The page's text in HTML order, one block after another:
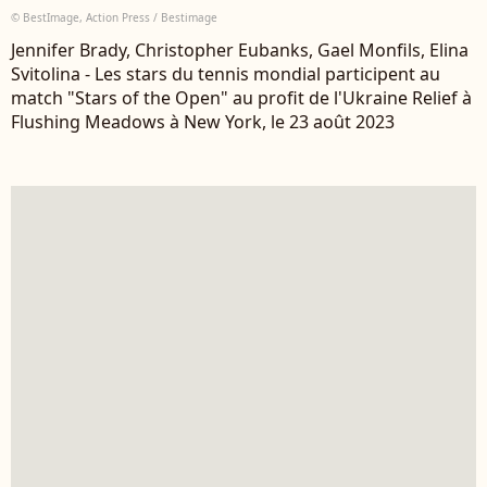
© BestImage, Action Press / Bestimage
Jennifer Brady, Christopher Eubanks, Gael Monfils, Elina
Svitolina - Les stars du tennis mondial participent au
match "Stars of the Open" au profit de l'Ukraine Relief à
Flushing Meadows à New York, le 23 août 2023